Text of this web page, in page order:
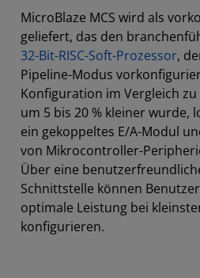
MicroBlaze MCS wird als
geliefert, das den
32-Bit-RISC-Soft-Prozessor,
Pipeline-Modus
Konfiguration im Vergleich
um 5 bis 20 % kleiner wurde,
ein gekoppeltes E/A-Modul
von Mikrocontroller-
Über eine
Schnittstelle können
optimale Leistung bei
konfigurieren.